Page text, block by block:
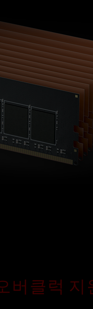
버클럭 지